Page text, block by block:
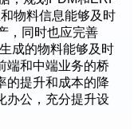
物料信息能够及时
，同时也应完善
成的物料能够及时
端和中端业务的桥
的提升和成本的降
办公，充分提升设